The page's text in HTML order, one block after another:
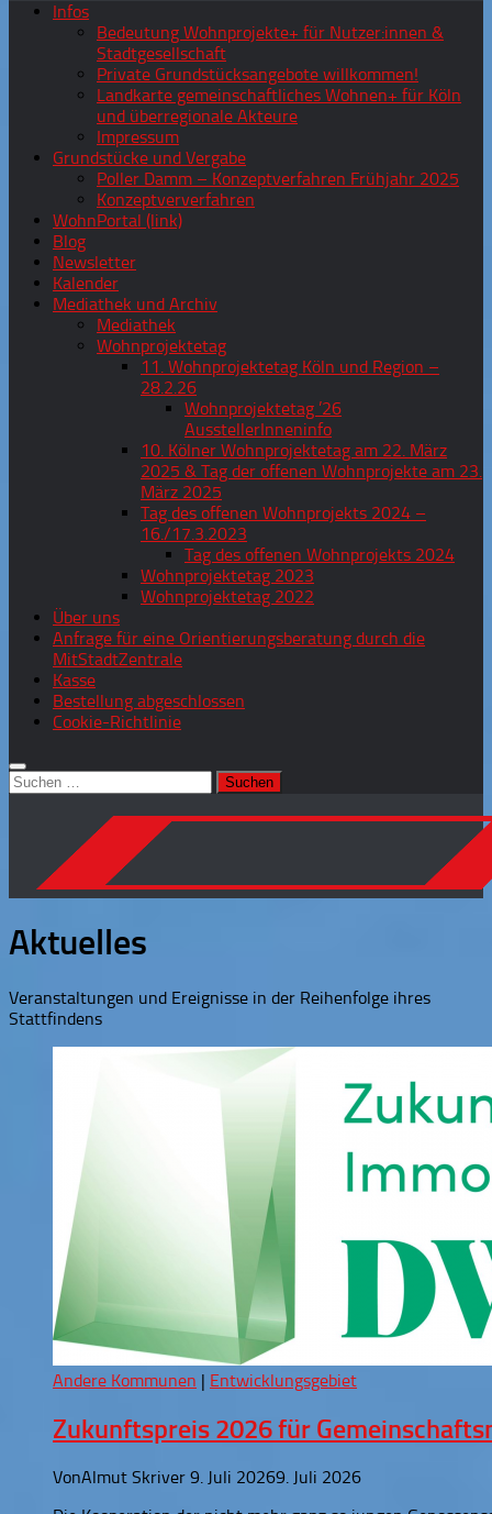
Infos
Bedeutung Wohnprojekte+ für Nutzer:innen &
Stadtgesellschaft
Private Grundstücksangebote willkommen!
Landkarte gemeinschaftliches Wohnen+ für Köln
und überregionale Akteure
Impressum
Grundstücke und Vergabe
Poller Damm – Konzeptverfahren Frühjahr 2025
Konzeptververfahren
WohnPortal (link)
Blog
Newsletter
Kalender
Mediathek und Archiv
Mediathek
Wohnprojektetag
11. Wohnprojektetag Köln und Region –
28.2.26
Wohnprojektetag ’26
AusstellerInneninfo
10. Kölner Wohnprojektetag am 22. März
2025 & Tag der offenen Wohnprojekte am 23.
März 2025
Tag des offenen Wohnprojekts 2024 –
16./17.3.2023
Tag des offenen Wohnprojekts 2024
Wohnprojektetag 2023
Wohnprojektetag 2022
Über uns
Anfrage für eine Orientierungsberatung durch die
MitStadtZentrale
Kasse
Bestellung abgeschlossen
Cookie-Richtlinie
Suchen
nach:
Aktuelles
Veranstaltungen und Ereignisse in der Reihenfolge ihres
Stattfindens
Andere Kommunen | Entwicklungsgebiet
Zukunftspreis 2026 für
VonAlmut Skriver 9. Juli 20269. Juli 2026